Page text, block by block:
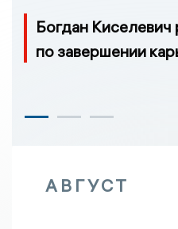
Богдан Киселевич
по завершении
АВГУСТ